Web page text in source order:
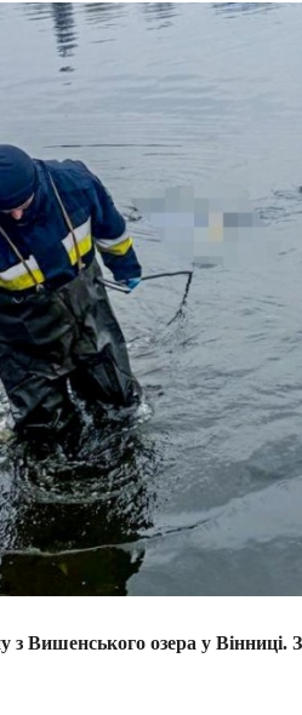
з Вишенського озера у Вінниці.